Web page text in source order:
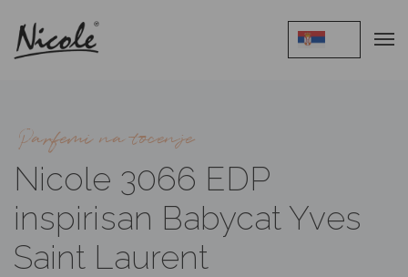
Parfemi na tocenje
Nicole 3066 EDP
inspirisan Babycat Yves
Saint Laurent